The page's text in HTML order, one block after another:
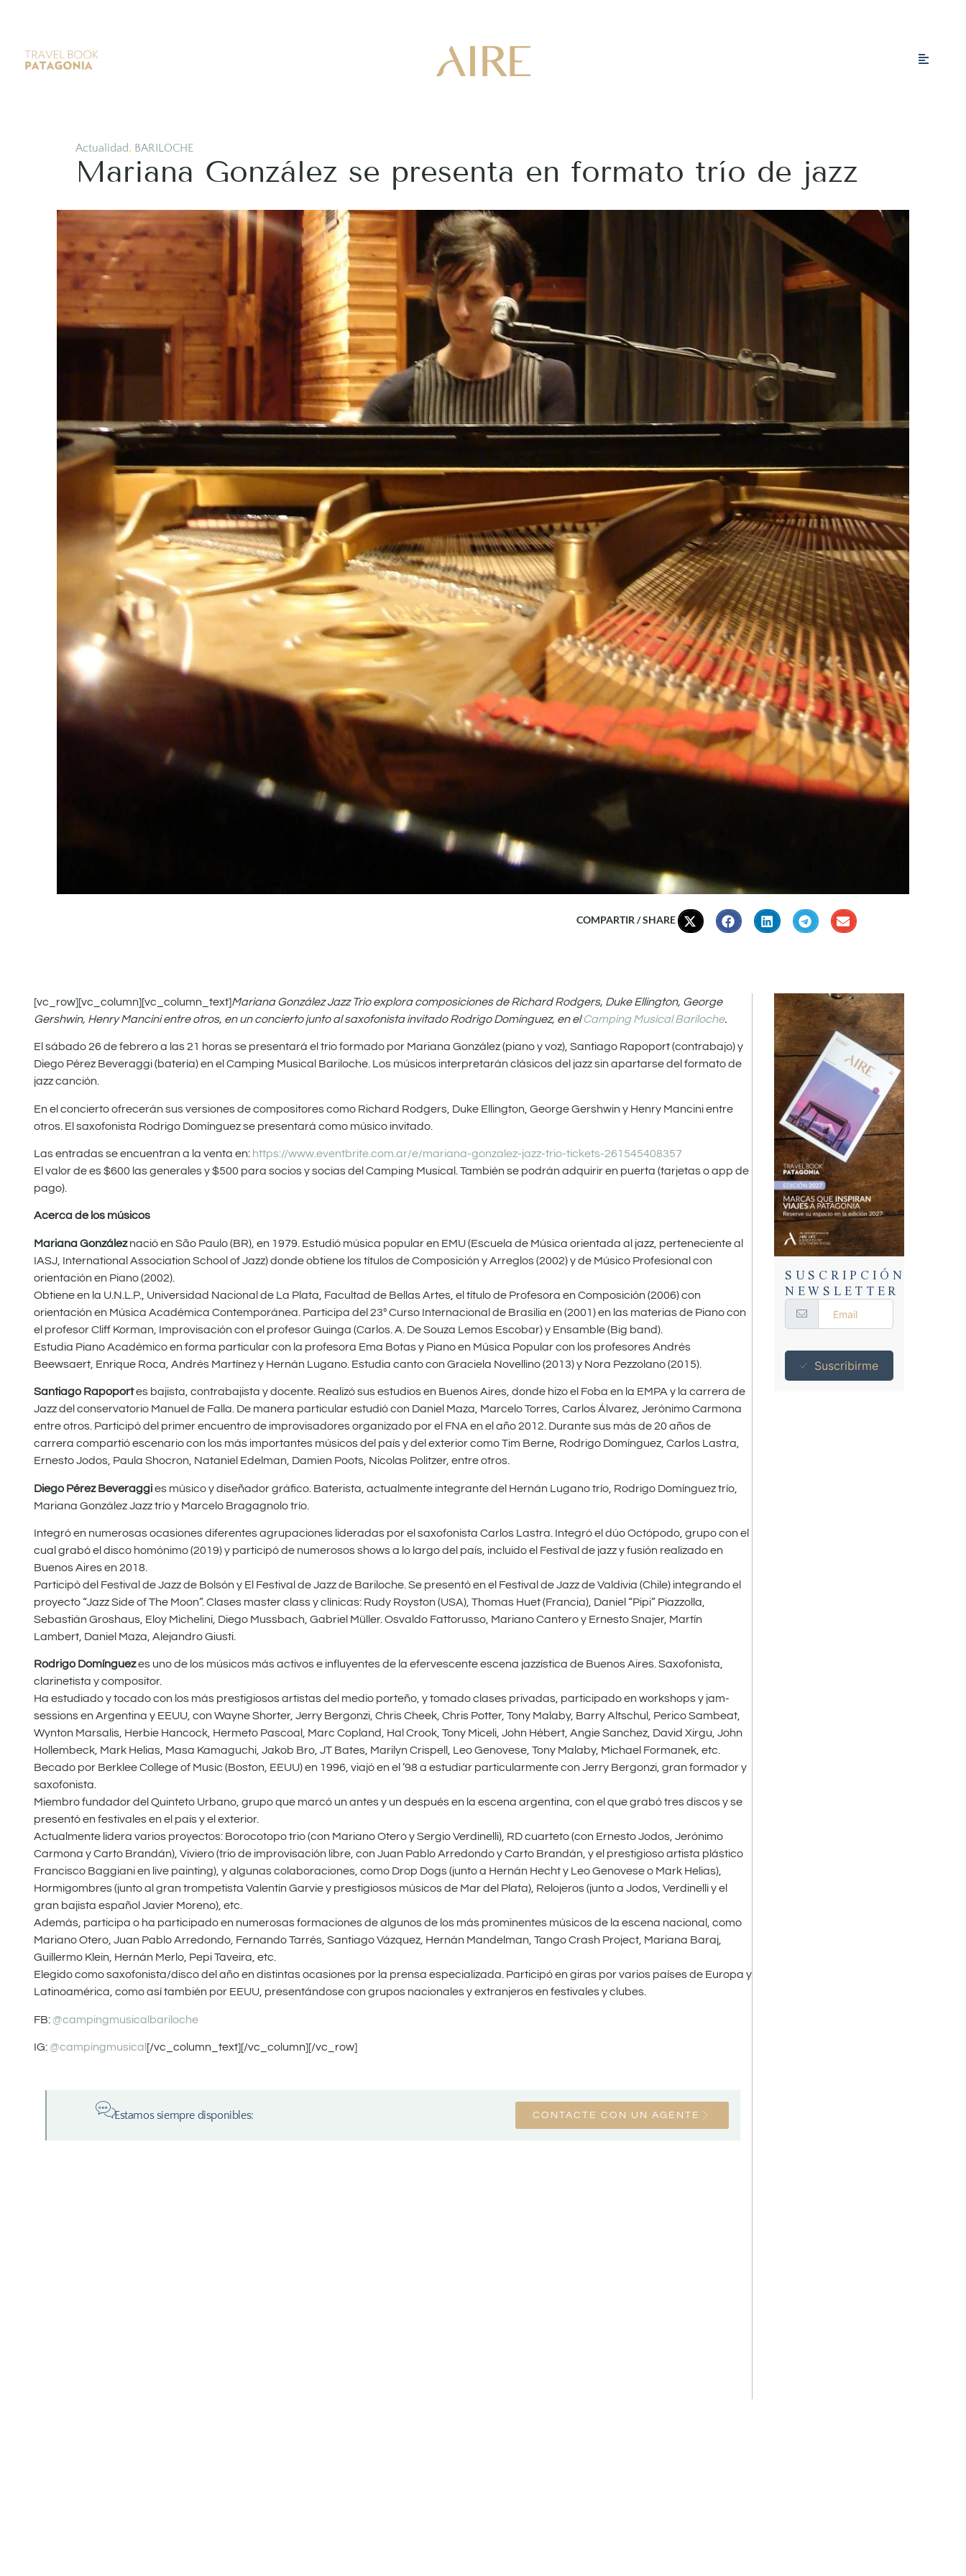
Actualidad, BARILOCHE
Mariana González se presenta en formato trío de jazz
COMPARTIR / SHARE
[vc_row][vc_column][vc_column_text]Mariana González Jazz Trio explora composiciones de Richard Rodgers, Duke Ellington, George
Gershwin, Henry Mancini entre otros, en un concierto junto al saxofonista invitado Rodrigo Domínguez, en elCamping Musical Bariloche.
El sábado 26 de febrero a las 21 horas se presentará el trio formado por Mariana González (piano y voz), Santiago Rapoport (contrabajo) y
Diego Pérez Beveraggi (batería) en el Camping Musical Bariloche. Los músicos interpretarán clásicos del jazz sin apartarse del formato de
jazz canción.
En el concierto ofrecerán sus versiones de compositores como Richard Rodgers, Duke Ellington, George Gershwin y Henry Mancini entre
otros. El saxofonista Rodrigo Domínguez se presentará como músico invitado.
Las entradas se encuentran a la venta en: https://www.eventbrite.com.ar/e/mariana-gonzalez-jazz-trio-tickets-261545408357
El valor de es $600 las generales y $500 para socios y socias del Camping Musical. También se podrán adquirir en puerta (tarjetas o app de
pago).
Acerca de los músicos
Mariana Gonzáleznació en São Paulo (BR), en 1979. Estudió música popular en EMU (Escuela de Música orientada al jazz, perteneciente al
IASJ, International Association School of Jazz) donde obtiene los títulos de Composición y Arreglos (2002) y de Músico Profesional con
orientación en Piano (2002).
Obtiene en la U.N.L.P., Universidad Nacional de La Plata, Facultad de Bellas Artes, el título de Profesora en Composición (2006) con
orientación en Música Académica Contemporánea. Participa del 23º Curso Internacional de Brasilia en (2001) en las materias de Piano con
el profesor Cliff Korman, Improvisación con el profesor Guinga (Carlos. A. De Souza Lemos Escobar) y Ensamble (Big band).
Estudia Piano Académico en forma particular con la profesora Ema Botas y Piano en Música Popular con los profesores Andrés
Beewsaert, Enrique Roca, Andrés Martínez y Hernán Lugano. Estudia canto con Graciela Novellino (2013) y Nora Pezzolano (2015).
Santiago Rapoportes bajista, contrabajista y docente. Realizó sus estudios en Buenos Aires, donde hizo el Foba en la EMPA y la carrera de
Jazz del conservatorio Manuel de Falla. De manera particular estudió con Daniel Maza, Marcelo Torres, Carlos Álvarez, Jerónimo Carmona
entre otros. Participó del primer encuentro de improvisadores organizado por el FNA en el año 2012. Durante sus más de 20 años de
carrera compartió escenario con los más importantes músicos del país y del exterior como Tim Berne, Rodrigo Domínguez, Carlos Lastra,
Ernesto Jodos, Paula Shocron, Nataniel Edelman, Damien Poots, Nicolas Politzer, entre otros.
Diego Pérez Beveraggies músico y diseñador gráfico. Baterista, actualmente integrante del Hernán Lugano trío, Rodrigo Domínguez trío,
Mariana González Jazz trío y Marcelo Bragagnolo trío.
Integró en numerosas ocasiones diferentes agrupaciones lideradas por el saxofonista Carlos Lastra. Integró el dúo Octópodo, grupo con el
cual grabó el disco homónimo (2019) y participó de numerosos shows a lo largo del país, incluido el Festival de jazz y fusión realizado en
Buenos Aires en 2018.
Participó del Festival de Jazz de Bolsón y El Festival de Jazz de Bariloche. Se presentó en el Festival de Jazz de Valdivia (Chile) integrando el
proyecto “Jazz Side of The Moon”. Clases master class y clínicas: Rudy Royston (USA), Thomas Huet (Francia), Daniel “Pipi” Piazzolla,
Sebastián Groshaus, Eloy Michelini, Diego Mussbach, Gabriel Müller. Osvaldo Fattorusso, Mariano Cantero y Ernesto Snajer, Martín
Lambert, Daniel Maza, Alejandro Giusti.
Rodrigo Domínguezes uno de los músicos más activos e influyentes de la efervescente escena jazzística de Buenos Aires. Saxofonista,
clarinetista y compositor.
Ha estudiado y tocado con los más prestigiosos artistas del medio porteño, y tomado clases privadas, participado en workshops y jam-
sessions en Argentina y EEUU, con Wayne Shorter, Jerry Bergonzi, Chris Cheek, Chris Potter, Tony Malaby, Barry Altschul, Perico Sambeat,
Wynton Marsalis, Herbie Hancock, Hermeto Pascoal, Marc Copland, Hal Crook, Tony Miceli, John Hébert, Angie Sanchez, David Xirgu, John
Hollembeck, Mark Helias, Masa Kamaguchi, Jakob Bro, JT Bates, Marilyn Crispell, Leo Genovese, Tony Malaby, Michael Formanek, etc.
Becado por Berklee College of Music (Boston, EEUU) en 1996, viajó en el ’98 a estudiar particularmente con Jerry Bergonzi, gran formador y
saxofonista.
Miembro fundador del Quinteto Urbano, grupo que marcó un antes y un después en la escena argentina, con el que grabó tres discos y se
presentó en festivales en el país y el exterior.
Actualmente lidera varios proyectos: Borocotopo trio (con Mariano Otero y Sergio Verdinelli), RD cuarteto (con Ernesto Jodos, Jerónimo
Carmona y Carto Brandán), Viviero (trio de improvisación libre, con Juan Pablo Arredondo y Carto Brandán, y el prestigioso artista plástico
Francisco Baggiani en live painting), y algunas colaboraciones, como Drop Dogs (junto a Hernán Hecht y Leo Genovese o Mark Helias),
Hormigombres (junto al gran trompetista Valentín Garvie y prestigiosos músicos de Mar del Plata), Relojeros (junto a Jodos, Verdinelli y el
gran bajista español Javier Moreno), etc.
Además, participa o ha participado en numerosas formaciones de algunos de los más prominentes músicos de la escena nacional, como
Mariano Otero, Juan Pablo Arredondo, Fernando Tarrés, Santiago Vázquez, Hernán Mandelman, Tango Crash Project, Mariana Baraj,
Guillermo Klein, Hernán Merlo, Pepi Taveira, etc.
Elegido como saxofonista/disco del año en distintas ocasiones por la prensa especializada. Participó en giras por varios países de Europa y
Latinoamérica, como así también por EEUU, presentándose con grupos nacionales y extranjeros en festivales y clubes.
FB: @campingmusicalbariloche
IG: @campingmusical [/vc_column_text][/vc_column][/vc_row]
Estamos siempre disponibles: CONTACTE CON UN AGENTE
SUSCRIPCIÓN
NEWSLETTER
Suscribirme